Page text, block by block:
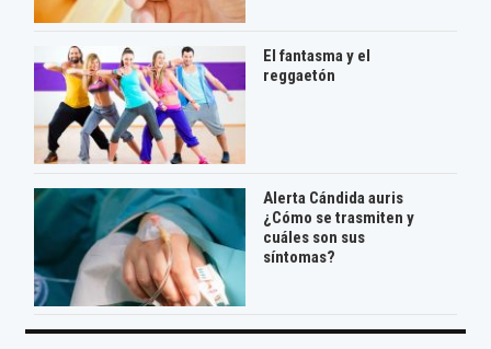
El fantasma y el
reggaetón
Alerta Cándida auris
¿Cómo se trasmiten y
cuáles son sus
síntomas?